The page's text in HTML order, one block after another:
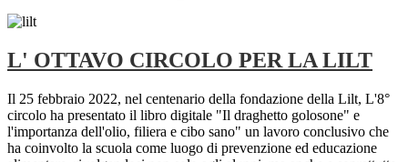
L' OTTAVO CIRCOLO PER LA LILT
Il 25 febbraio 2022, nel centenario della fondazione della Lilt, L'8°
circolo ha presentato il libro digitale "Il draghetto golosone" e
l'importanza dell'olio, filiera e cibo sano" un lavoro conclusivo che
ha coinvolto la scuola come luogo di prevenzione ed educazione